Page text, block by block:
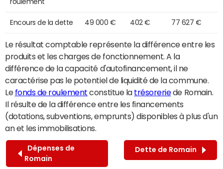
Encours de la dette 49 000 € 402 € 77 627 €
Le résultat comptable représente la différence entre les
produits et les charges de fonctionnement. A la
différence de la capacité d'autofinancement, il ne
caractérise pas le potentiel de liquidité de la commune.
Le fonds de roulement constitue la trésoreriede Romain.
Il résulte de la différence entre les financements
(dotations, subventions, emprunts) disponibles à plus d'un
an et les immobilisations.
Dépenses de
Romain
Dette de Romain